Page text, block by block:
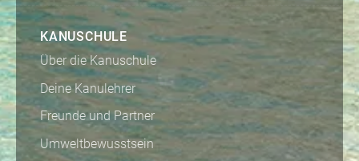
KANUSCHULE
Über die Kanuschule
Deine Kanulehrer
Freunde und Partner
Umweltbewusstsein